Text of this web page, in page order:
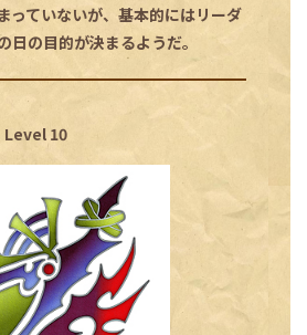
っていないが、基本的にはリーダ
日の目的が決まるようだ。
10